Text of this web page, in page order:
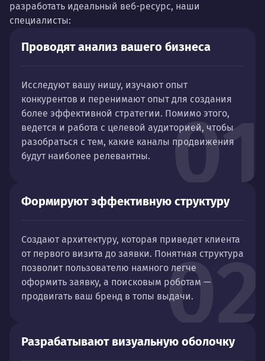
разработать идеальный веб-ресурс, наши
специалисты:
01
Проводят анализ вашего бизнеса
Исследуют вашу нишу, изучают опыт
конкурентов и перенимают опыт для создания
более эффективной стратегии. Помимо этого,
ведется и работа с целевой аудиторией, чтобы
разобраться с тем, какие каналы продвижения
будут наиболее релевантны.
02
Формируют эффективную структуру
Создают архитектуру, которая приведет клиента
от первого визита до заявки. Понятная структура
позволит пользователю намного легче
оформить заявку, а поисковым роботам —
продвигать ваш бренд в топы выдачи.
Разрабатывают визуальную оболочку